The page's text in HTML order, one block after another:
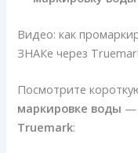
Видео: как
ЗНАКе через
Посмотрите
маркировке воды —
Truemark: